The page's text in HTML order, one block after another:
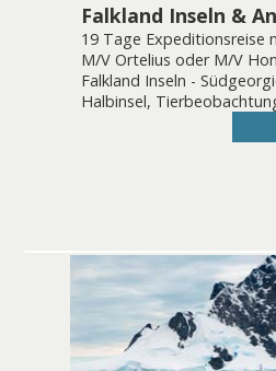
Falkland Inseln &
19 Tage Expeditionsreise
M/V Ortelius oder M/V
Falkland Inseln -
Halbinsel,